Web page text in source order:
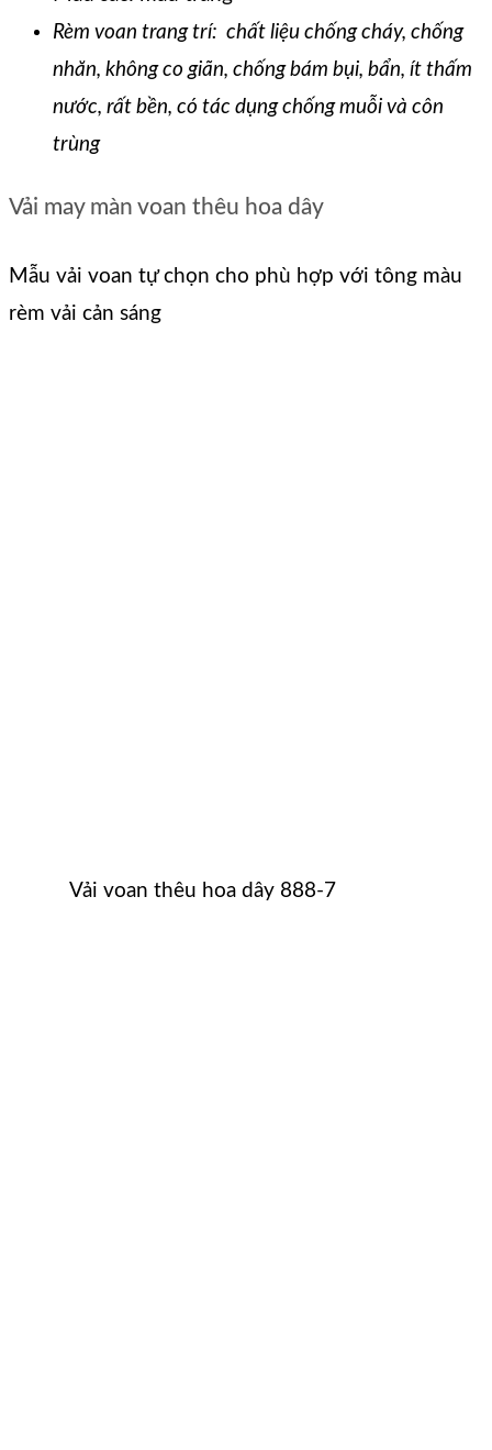
Rèm voan trang trí: chất liệu chống cháy, chống
nhăn, không co giãn, chống bám bụi, bẩn, ít thấm
nước, rất bền, có tác dụng chống muỗi và côn
trùng
Vải may màn voan thêu hoa dây
Mẫu vải voan tự chọn cho phù hợp với tông màu
rèm vải cản sáng
Vải voan thêu hoa dây 888-7